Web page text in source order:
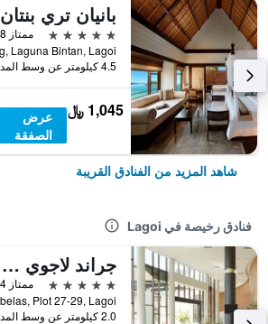
بانيان تري بنتان
5 نجوم
ممتاز 8.8
4.5 كيلومتر عن وسط المدينة
1,045 ﷼
عرض
الصفقة
شاهد المزيد من الفنادق القريبة
فنادق رخيصة في Lagoi
جراند لاجوي هوتل بينتان
5 نجوم
ممتاز 8.4
2.0 كيلومتر عن وسط المدينة